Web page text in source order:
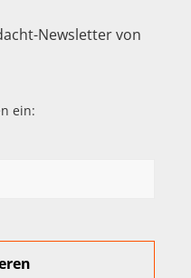
Newsletter von
ein: